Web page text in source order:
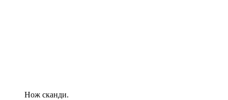
Нож сканди.